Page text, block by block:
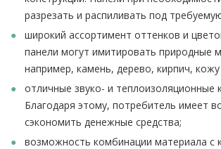
разрезать и распиливать под
широкий ассортимент оттенков и
панели могут имитировать природные
например, камень, дерево, кирпич, кожу
отличные звуко- и теплоизоляционные
Благодаря этому, потребитель имеет
сэкономить денежные средства;
возможность комбинации материала с